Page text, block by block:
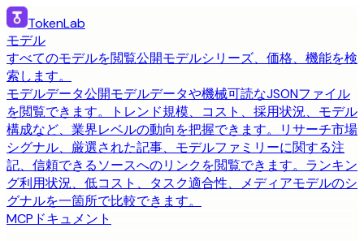
TokenLab
モデル
すべてのモデルを閲覧公開モデルシリーズ、価格、機能を検
索します。
モデルデータ公開モデルデータや機械可読なJSONファイル
を閲覧できます。
トレンド規模、コスト、採用状況、モデル
構成など、業界レベルの動向を把握できます。
リサーチ市場
シグナル、厳選された記事、モデルファミリーに関する注
記、信頼できるソースへのリンクを閲覧できます。 ランキン
グ利用状況、低コスト、タスク適合性、メディアモデルのシ
グナルを一箇所で比較できます。
MCP ドキュメント